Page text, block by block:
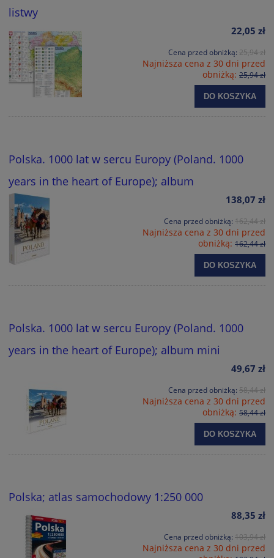
listwy
22,05 zł
Cena przed obniżką: 25,94 zł
Najniższa cena z 30 dni przed
obniżką: 25,94 zł
DO KOSZYKA
Polska. 1000 lat w sercu Europy (Poland. 1000
years in the heart of Europe); album
138,07 zł
Cena przed obniżką: 162,44 zł
Najniższa cena z 30 dni przed
obniżką: 162,44 zł
DO KOSZYKA
Polska. 1000 lat w sercu Europy (Poland. 1000
years in the heart of Europe); album mini
49,67 zł
Cena przed obniżką: 58,44 zł
Najniższa cena z 30 dni przed
obniżką: 58,44 zł
DO KOSZYKA
Polska; atlas samochodowy 1:250 000
88,35 zł
Cena przed obniżką: 103,94 zł
Najniższa cena z 30 dni przed